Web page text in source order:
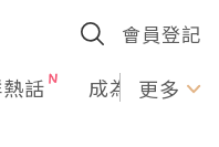
會員登記
話 成為U更多